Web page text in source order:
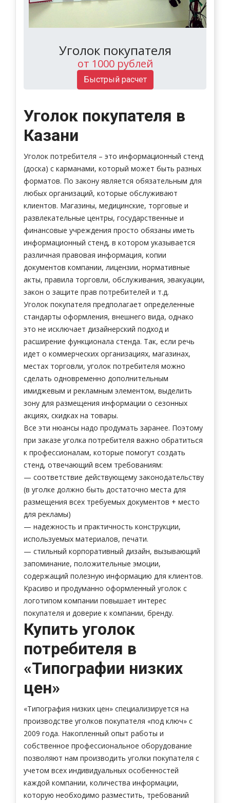
Уголок покупателя
от 1000 рублей
Быстрый расчет
Уголок покупателя в
Казани
Уголок потребителя – это информационный стенд
(доска) с карманами, который может быть разных
форматов. По закону является обязательным для
любых организаций, которые обслуживают
клиентов. Магазины, медицинские, торговые и
развлекательные центры, государственные и
финансовые учреждения просто обязаны иметь
информационный стенд, в котором указывается
различная правовая информация, копии
документов компании, лицензии, нормативные
акты, правила торговли, обслуживания, эвакуации,
закон о защите прав потребителей и т.д.
Уголок покупателя предполагает определенные
стандарты оформления, внешнего вида, однако
это не исключает дизайнерский подход и
расширение функционала стенда. Так, если речь
идет о коммерческих организациях, магазинах,
местах торговли, уголок потребителя можно
сделать одновременно дополнительным
имиджевым и рекламным элементом, выделить
зону для размещения информации о сезонных
акциях, скидках на товары.
Все эти нюансы надо продумать заранее. Поэтому
при заказе уголка потребителя важно обратиться
к профессионалам, которые помогут создать
стенд, отвечающий всем требованиям:
— соответствие действующему законодательству
(в уголке должно быть достаточно места для
размещения всех требуемых документов + место
для рекламы)
— надежность и практичность конструкции,
используемых материалов, печати.
— стильный корпоративный дизайн, вызывающий
запоминание, положительные эмоции,
содержащий полезную информацию для клиентов.
Красиво и продуманно оформленный уголок с
логотипом компании повышает интерес
покупателя и доверие к компании, бренду.
Купить уголок
потребителя в
«Типографии низких
цен»
«Типография низких цен» специализируется на
производстве уголков покупателя «под ключ» с
2009 года. Накопленный опыт работы и
собственное профессиональное оборудование
позволяют нам производить уголки покупателя с
учетом всех индивидуальных особенностей
каждой компании, количества информации,
которую необходимо разместить, требований